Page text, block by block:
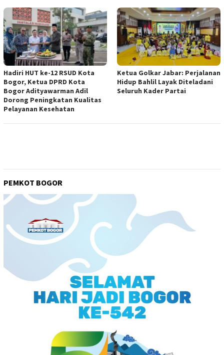
Hadiri HUT ke-12 RSUD Kota
Bogor, Ketua DPRD Kota
Bogor Adityawarman Adil
Dorong Peningkatan Kualitas
Pelayanan Kesehatan
Ketua Golkar Jabar: Perjalanan
Hidup Bahlil Layak Diteladani
Seluruh Kader Partai
PEMKOT BOGOR